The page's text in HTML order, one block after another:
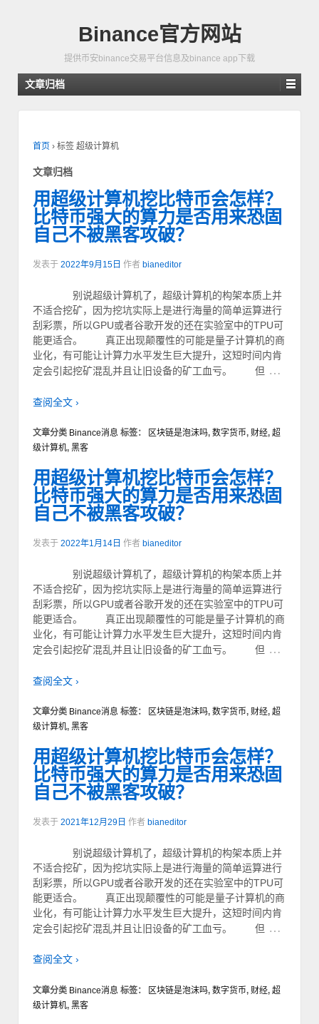
Binance官方网站
提供币安binance交易平台信息及binance app下载
文章归档
首页 › 标签 超级计算机
文章归档
用超级计算机挖比特币会怎样？
比特币强大的算力是否用来恐固
自己不被黑客攻破？
发表于 2022年9月15日 作者 bianeditor
别说超级计算机了，超级计算机的构架本质上并
不适合挖矿，因为挖坑实际上是进行海量的简单运算进行
刮彩票，所以GPU或者谷歌开发的还在实验室中的TPU可
能更适合。 真正出现颠覆性的可能是量子计算机的商
业化，有可能让计算力水平发生巨大提升，这短时间内肯
定会引起挖矿混乱并且让旧设备的矿工血亏。 但 …
查阅全文 ›
文章分类 Binance消息 标签： 区块链是泡沫吗, 数字货币, 财经, 超
级计算机, 黑客
用超级计算机挖比特币会怎样？
比特币强大的算力是否用来恐固
自己不被黑客攻破？
发表于 2022年1月14日 作者 bianeditor
别说超级计算机了，超级计算机的构架本质上并
不适合挖矿，因为挖坑实际上是进行海量的简单运算进行
刮彩票，所以GPU或者谷歌开发的还在实验室中的TPU可
能更适合。 真正出现颠覆性的可能是量子计算机的商
业化，有可能让计算力水平发生巨大提升，这短时间内肯
定会引起挖矿混乱并且让旧设备的矿工血亏。 但 …
查阅全文 ›
文章分类 Binance消息 标签： 区块链是泡沫吗, 数字货币, 财经, 超
级计算机, 黑客
用超级计算机挖比特币会怎样？
比特币强大的算力是否用来恐固
自己不被黑客攻破？
发表于 2021年12月29日 作者 bianeditor
别说超级计算机了，超级计算机的构架本质上并
不适合挖矿，因为挖坑实际上是进行海量的简单运算进行
刮彩票，所以GPU或者谷歌开发的还在实验室中的TPU可
能更适合。 真正出现颠覆性的可能是量子计算机的商
业化，有可能让计算力水平发生巨大提升，这短时间内肯
定会引起挖矿混乱并且让旧设备的矿工血亏。 但 …
查阅全文 ›
文章分类 Binance消息 标签： 区块链是泡沫吗, 数字货币, 财经, 超
级计算机, 黑客